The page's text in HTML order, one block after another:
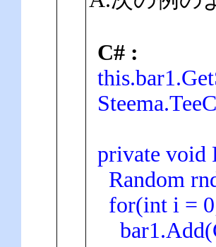
C# :
private void
Random
for(int i =